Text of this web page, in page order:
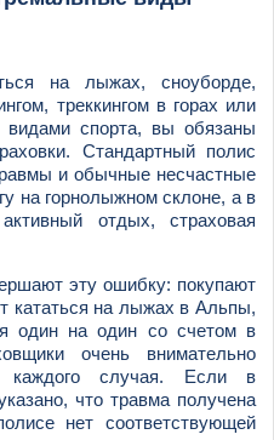
на лыжах, сноуборде,
треккингом в горах или
спорта, вы обязаны
Стандартный полис
и обычные несчастные
на горнолыжном склоне, а в
отдых, страховая
эту ошибку: покупают
кататься на лыжах в Альпы,
один на один со счетом в
очень внимательно
каждого случая. Если в
что травма получена
нет соответствующей